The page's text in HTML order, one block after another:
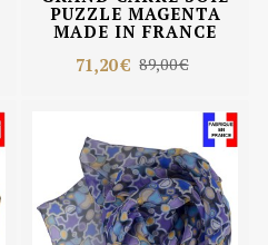
PUZZLE MAGENTA
MADE IN FRANCE
71,20 € 89,00 €